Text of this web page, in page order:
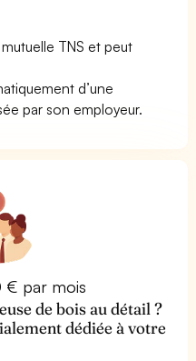
TNS et peut
d’une
par son employeur.
€ par mois
de bois au détail ?
dédiée à votre